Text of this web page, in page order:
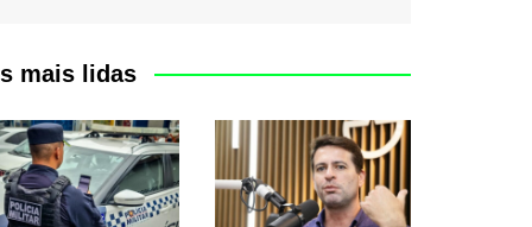
mais lidas